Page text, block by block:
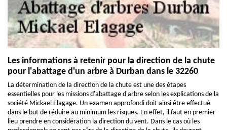
Les informations à retenir pour la direction de la chute
pour l'abattage d'un arbre à Durban dans le 32260
La détermination de la direction de la chute est une des étapes
essentielles pour les missions d'abattage d'arbre selon les explications de la
société Mickael Elagage. Un examen approfondi doit ainsi être effectué
dans le but de réduire au minimum les risques. En effet, il faut en premier
lieu prendre en considération la direction du vent. Dans le cas où les